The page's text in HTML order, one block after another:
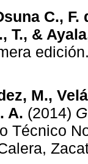
C.,
T., &
M.,
A. (2014)
Técnico